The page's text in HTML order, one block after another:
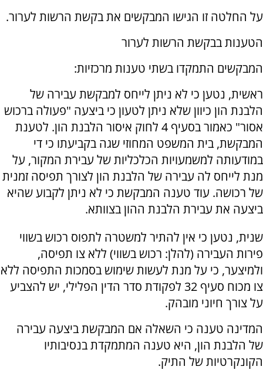
על החלטה זו הגישו המבקשים את בקשת הרשות לערור.
הטענות בבקשת הרשות לערור
המבקשים התמקדו בשתי טענות מרכזיות:
ראשית, נטען כי לא ניתן לייחס למבקשת עבירה של
הלבנת הון כיוון שלא ניתן לטעון כי ביצעה "פעולה ברכוש
אסור" כאמור בסעיף 4 לחוק איסור הלבנת הון. לטענת
המבקשת, בית המשפט המחוזי שגה בקביעתו כי די
במודעותה למשמעויות הכלכליות של עבירת המקור, על
מנת לייחס לה עבירה של הלבנת הון לצורך תפיסה זמנית
של רכושה. עוד טענה המבקשת כי לא ניתן לקבוע שהיא
ביצעה את עבירת הלבנת ההון בצוותא.
שנית, נטען כי אין להתיר למשטרה לתפוס רכוש בשווי
פירות העבירה (להלן: רכוש בשווי) ללא צו תפיסה,
ולמיצער, כי על מנת לעשות שימוש בסמכות התפיסה ללא
צו מכוח סעיף 32 לפקודת סדר הדין הפלילי, יש להצביע
על צורך חיוני מובהק.
המדינה טענה כי השאלה אם המבקשת ביצעה עבירה
של הלבנת הון, היא טענה המתמקדת בנסיבותיו
הקונקרטיות של התיק.